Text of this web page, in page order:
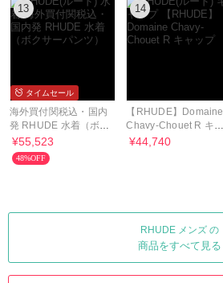
13
タイムセール
海外買付関税込・国内
発 RHUDE 水着（ボク
サーパンツ）
¥55,523
48%OFF
14
【RHUDE】Domaine
Chavy-Chouet R キャ
ップ
¥44,740
RHUDE メンズ の
商品をすべて見る